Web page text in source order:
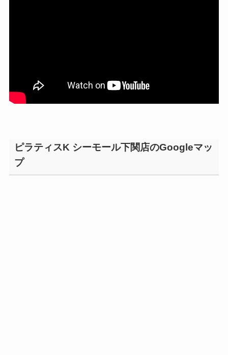
ピラティスK シーモール下関店のGoogleマッ
プ